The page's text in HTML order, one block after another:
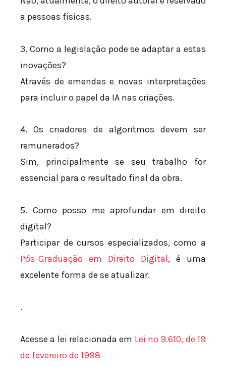
a pessoas físicas.
3. Como a legislação pode se adaptar a estas
inovações?
Através de emendas e novas interpretações
para incluir o papel da IA nas criações.
4. Os criadores de algoritmos devem ser
remunerados?
Sim, principalmente se seu trabalho for
essencial para o resultado final da obra.
5. Como posso me aprofundar em direito
digital?
Participar de cursos especializados, como a
Pós-Graduação em Direito Digital, é uma
excelente forma de se atualizar.
.
Acesse a lei relacionada em Lei nº 9.610, de 19
de fevereiro de 1998